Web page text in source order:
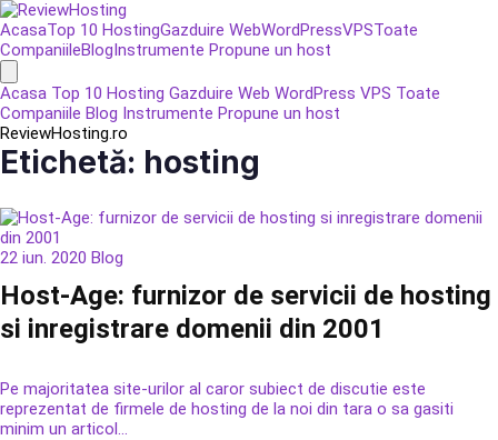
AcasaTop 10 HostingGazduire WebWordPressVPSToate
CompaniileBlogInstrumente Propune un host
Acasa Top 10 Hosting Gazduire Web WordPress VPS Toate
Companiile Blog Instrumente Propune un host
ReviewHosting.ro
Etichetă: hosting
22 iun. 2020 Blog
Host-Age: furnizor de servicii de hosting
si inregistrare domenii din 2001
Pe majoritatea site-urilor al caror subiect de discutie este
reprezentat de firmele de hosting de la noi din tara o sa gasiti
minim un articol...